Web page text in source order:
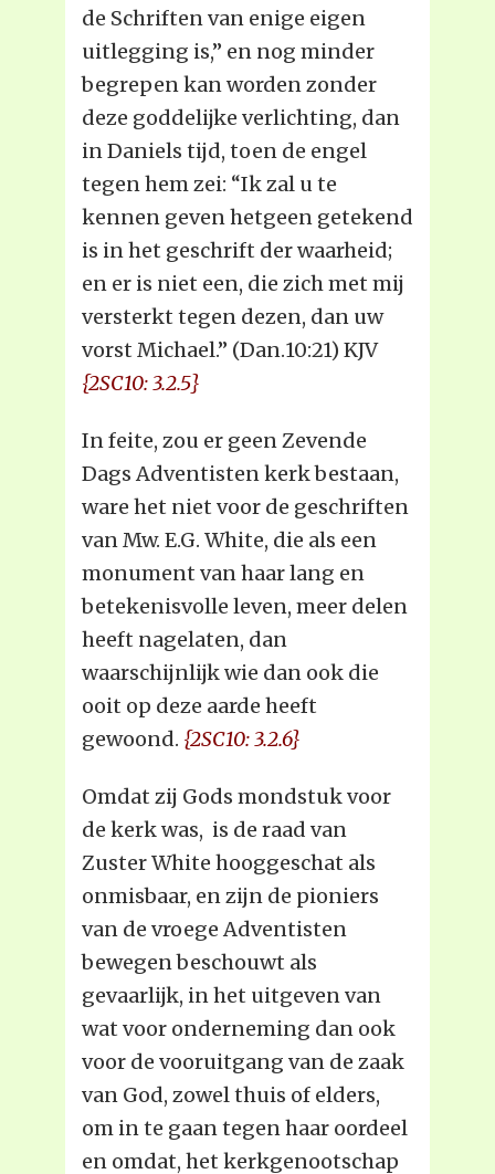
de Schriften van enige eigen
uitlegging is,” en nog minder
begrepen kan worden zonder
deze goddelijke verlichting, dan
in Daniels tijd, toen de engel
tegen hem zei: “Ik zal u te
kennen geven hetgeen getekend
is in het geschrift der waarheid;
en er is niet een, die zich met mij
versterkt tegen dezen, dan uw
vorst Michael.” (Dan.10:21) KJV
{2SC10: 3.2.5}
In feite, zou er geen Zevende
Dags Adventisten kerk bestaan,
ware het niet voor de geschriften
van Mw. E.G. White, die als een
monument van haar lang en
betekenisvolle leven, meer delen
heeft nagelaten, dan
waarschijnlijk wie dan ook die
ooit op deze aarde heeft
gewoond. {2SC10: 3.2.6}
Omdat zij Gods mondstuk voor
de kerk was, is de raad van
Zuster White hooggeschat als
onmisbaar, en zijn de pioniers
van de vroege Adventisten
bewegen beschouwt als
gevaarlijk, in het uitgeven van
wat voor onderneming dan ook
voor de vooruitgang van de zaak
van God, zowel thuis of elders,
om in te gaan tegen haar oordeel
en omdat, het kerkgenootschap